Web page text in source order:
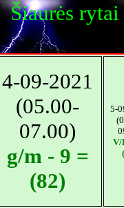
Šiaurės rytai
4-09-2021
(05.00-
07.00)
g/m - 9 =
(82)
5-
V/